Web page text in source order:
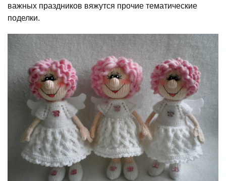
важных праздников вяжутся прочие тематические
поделки.